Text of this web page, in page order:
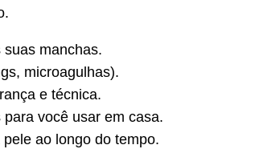
manchas.
microagulhas).
e técnica.
você usar em casa.
ao longo do tempo.